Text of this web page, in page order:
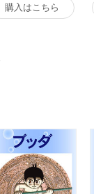
購入はこちら